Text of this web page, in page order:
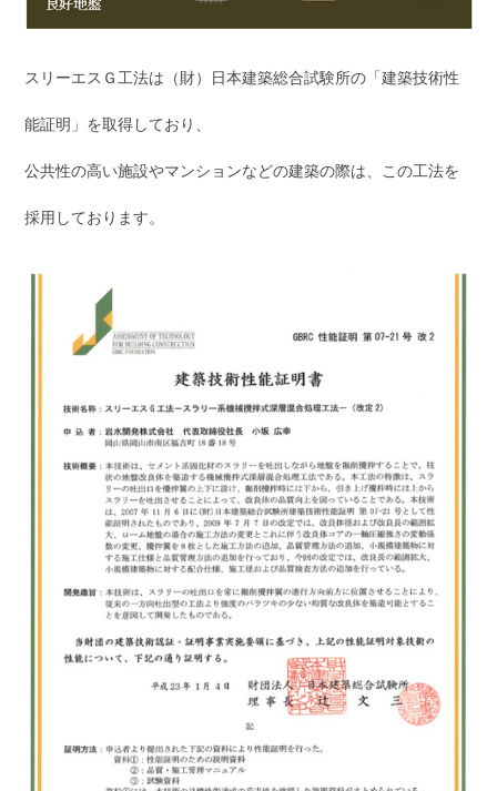
スリーエスＧ工法は（財）日本建築総合試験所の「建築技術性
能証明」を取得しており、
公共性の高い施設やマンションなどの建築の際は、この工法を
採用しております。